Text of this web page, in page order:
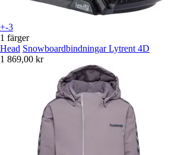
+-3
1 färger
Head Snowboardbindningar Lytrent 4D
1 869,00 kr